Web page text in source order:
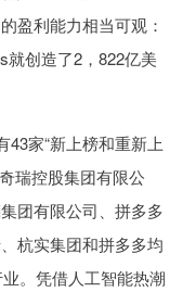
盈利能力相当可观：
就创造了2，822亿美
家“新上榜和重新上
瑞控股集团有限公
团有限公司、拼多多
杭实集团和拼多多均
。凭借人工智能热潮